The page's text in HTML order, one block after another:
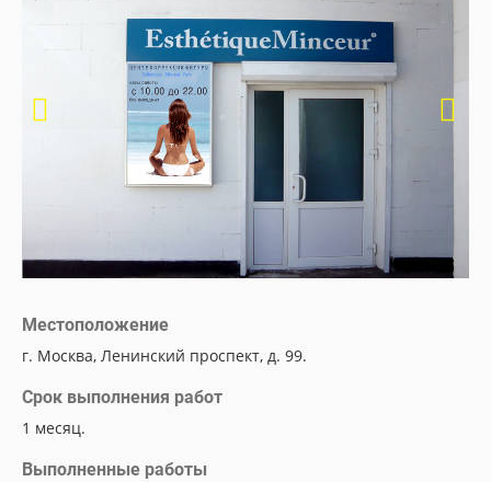
Местоположение
г. Москва, Ленинский проспект, д. 99.
Срок выполнения работ
1 месяц.
Выполненные работы